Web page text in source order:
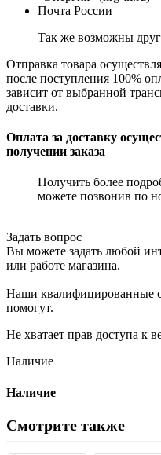
Почта России
Так же возможны
Отправка товара
после поступления 100%
зависит от выбранной
доставки.
Оплата за доставку
получении заказа
Получить более
можете позвонив по
Задать вопрос
Вы можете задать любой
или работе магазина.
Наши квалифицированные
помогут.
Не хватает прав доступа к
Наличие
Наличие
Смотрите также